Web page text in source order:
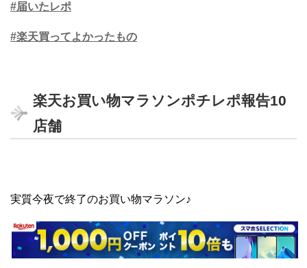
#届いたレポ
#楽天買ってよかったもの
楽天お買い物マラソンポチレポ報告10
店舗
実質今夜で終了のお買い物マラソン♪